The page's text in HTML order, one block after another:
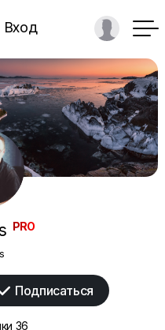
Вход
PRO
Подписаться
36